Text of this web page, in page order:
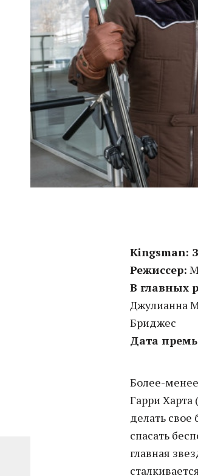
Kingsman:
Режиссер:
В главных
Джулианна
Бриджес
Дата
Более-
Гарри
делать свое
спасать
главная